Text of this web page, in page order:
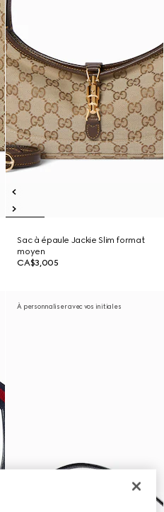
Sac à épaule Jackie Slim format
moyen
CA$3,005
À personnaliser avec vos initiales